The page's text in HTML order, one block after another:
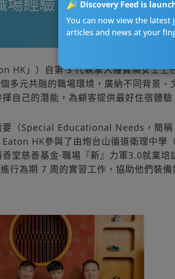
Discovery Feed is
You can now view the latest
articles and news at your
HK」）自第 3 代執掌人羅寶璘女士上
多元共融的職場環境，廣納不同背景、
自己的潛能，為顧客提供最好住宿體驗
（Special Educational Needs，簡稱
HK參與了由炮台山循道衛理中學
善堂慈善基金∙職場『新』力軍3.0就業培
行為期 7 周的實習工作，協助他們裝備